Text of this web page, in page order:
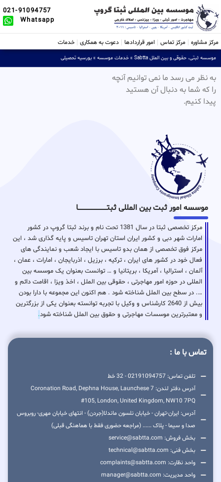
021-91094757
Whatsapp
مرکز مشاوره مرکز تماس امور قراردادها دعوت به همکاری خدمات
موسسه ثبتی، حقوقی و بین الملل Sabtta » خدمات موسسه » بورسیه تحصیلی
به نظر می رسد ما نمی توانیم آنچه
را که شما به دنبال آن هستید
پیدا کنیم.
موسسه امور ثبت بین المللی ثبتـــــــــــــــــــــــــــــا
مرکز تخصصی ثبتا در سال 1381 تحت نام و برند ثبتا گروپ در کشور
امارات شهر دبی و کشور ایران استان تهران تاسیس و پایه گذاری شد ، این
مرکز فوق تخصصی از همان بدو تاسیس با ایجاد شعب و نمایندگی های
فعال خود در کشور های ایران ، ترکیه ، برزیل ، اذربایجان ، امارات ، عمان ،
آلمان ، استرالیا ، آمریکا ، بریتانیا و … توانست بعنوان یک موسسه بین
المللی در حوزه امور مهاجرتی ، حقوقی بین الملل ، اخذ ویزا ، اقامت دائم و
…. در سطح بین الملل شناخته شود . هم اکنون این مجموعه با دارا بودن
بیش از 2640 کارشناس و وکیل با تجربه توانسته بعنوان یکی از بزرگترین
و معتبرترین موسسات مهاجرتی و حقوق بین الملل شناخته شود.
تماس با ما :
تلفن تماس: 02191094757 - 32 خط
آدرس دفتر لندن: 7 Coronation Road, Dephna House, Launchese
#105, London, United Kingdom, NW10 7PQ
آدرس: ایران-تهران - خیابان نلسون ماندلا(جردن) - انتهای خیابان مهری- روبروس
صدا و سیما - پلاک ...... (مراجعه حضوری فقط با هماهنگی قبلی)
بخش فروش: service@sabtta.com
بخش فنی: technical@sabtta.com
واحد نظارت: complaints@sabtta.com
واحد مدیریت: manager@sabtta.com